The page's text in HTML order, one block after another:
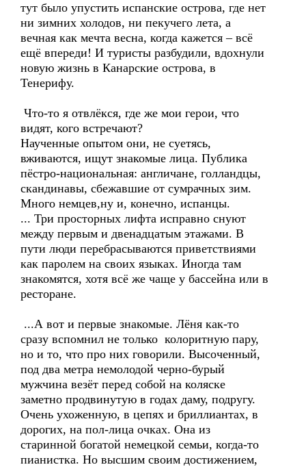
тут было упустить испанские острова, где нет
ни зимних холодов, ни пекучего лета, а
вечная как мечта весна, когда кажется – всё
ещё впереди! И туристы разбудили, вдохнули
новую жизнь в Канарские острова, в
Тенерифу.
Что-то я отвлёкся, где же мои герои, что
видят, кого встречают?
Наученные опытом они, не суетясь,
вживаются, ищут знакомые лица. Публика
пёстро-национальная: англичане, голландцы,
скандинавы, сбежавшие от сумрачных зим.
Много немцев,ну и, конечно, испанцы.
... Три просторных лифта исправно снуют
между первым и двенадцатым этажами. В
пути люди перебрасываются приветствиями
как паролем на своих языках. Иногда там
знакомятся, хотя всё же чаще у бассейна или в
ресторане.
...А вот и первые знакомые. Лёня как-то
сразу вспомнил не только колоритную пару,
но и то, что про них говорили. Высоченный,
под два метра немолодой черно-бурый
мужчина везёт перед собой на коляске
заметно продвинутую в годах даму, подругу.
Очень ухоженную, в цепях и бриллиантах, в
дорогих, на пол-лица очках. Она из
старинной богатой немецкой семьи, когда-то
пианистка. Но высшим своим достижением,